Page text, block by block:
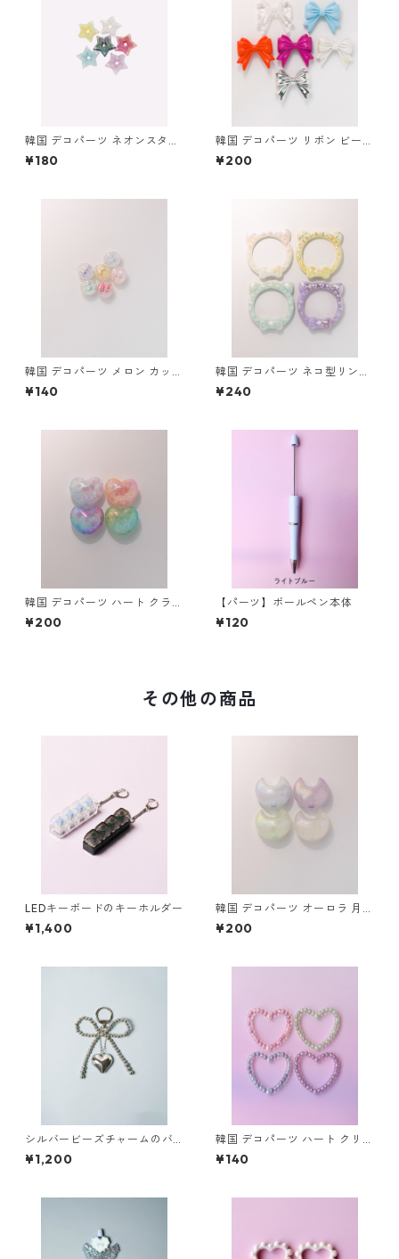
韓国 デコパーツ ネオンスター
星 ビーズ カスタムペン用 1個
¥180
韓国 デコパーツ リボン ビーズ
カスタムペン用 1個
¥200
韓国 デコパーツ メロン カット
クラッシュ ビーズ カスタムペ
ン用 1個
¥140
韓国 デコパーツ ネコ型リング
ビーズ カスタムペン用 1個
¥240
韓国 デコパーツ ハート クラッ
シュ オーロラ グラデーション
¥200
【パーツ】ボールペン本体
¥120
その他の商品
LEDキーボードのキーホルダー
¥1,400
韓国 デコパーツ オーロラ 月
ムーン ラメ ビーズ カスタムペ
ン用 1個
¥200
シルバービーズチャームのバ
ッグチャーム
¥1,200
韓国 デコパーツ ハート クリア
カラー パール オーロラ ビーズ
カスタムペン用 1個
¥140